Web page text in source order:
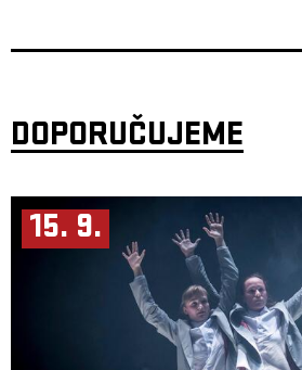
propojit klasickou hudbu, flamenco, kmenové rytmy, rock
kompozice, vede Taimane své posluchače doslova od
Zeppelin a promítá svou kreativitu do každé noty. Díky
cestu, která vás zavede do exotických krajů, kde ukulele
o radosti, lásce a nekonečné síle lidského ducha.
Koncert je součástí koncertní série Femme Fatale
DOPORUČUJEME
15. 9.